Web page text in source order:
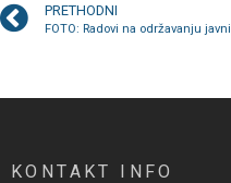
PRETHODNI
KONTAKT INFO